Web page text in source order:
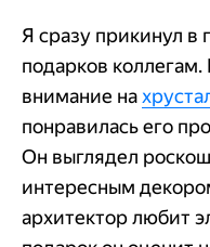
Я сразу прикинул в
подарков
внимание на
понравилась его
Он выглядел
интересным
архитектор любит